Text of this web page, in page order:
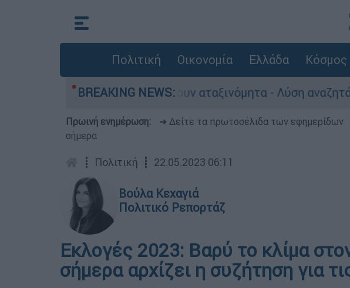
Πολιτική Οικονομία Ελλάδα Κόσμος
BREAKING NEWS:
παραμένουν αταξινόμητα - Λύση αναζητά το
Πρωινή ενημέρωση: ➔ Δείτε τα πρωτοσέλιδα των εφημερίδων
σήμερα
┋ Πολιτική ┋ 22.05.2023 06:11
Βούλα Κεχαγιά
Πολιτικό Ρεπορτάζ
Eκλογές 2023: Βαρύ το κλίμα
σήμερα αρχίζει η συζήτηση για